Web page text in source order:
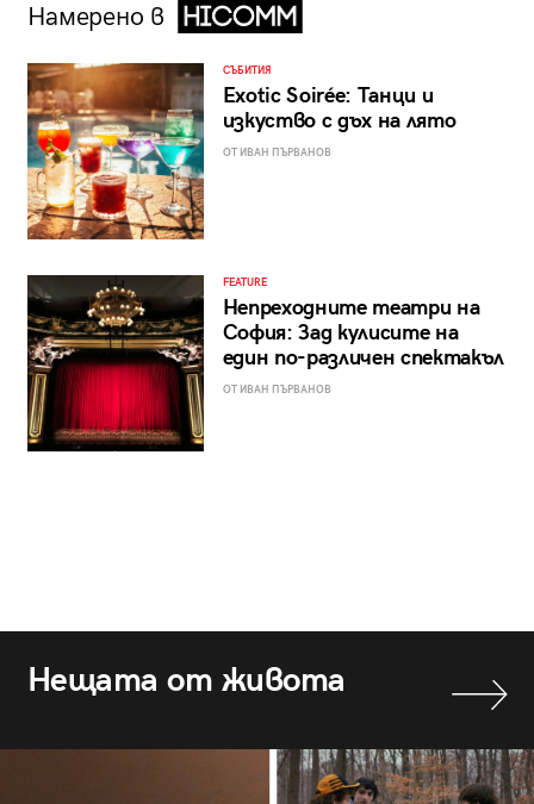
Намерено в
СЪБИТИЯ
Exotic Soirée: Танци и
изкуство с дъх на лято
ОТ ИВАН ПЪРВАНОВ
FEATURE
Непреходните театри на
София: Зад кулисите на
един по-различен спектакъл
ОТ ИВАН ПЪРВАНОВ
Нещата от живота